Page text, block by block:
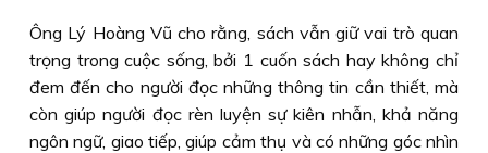
Ông Lý Hoàng Vũ cho rằng, sách vẫn giữ vai trò quan
trọng trong cuộc sống, bởi 1 cuốn sách hay không chỉ
đem đến cho người đọc những thông tin cần thiết, mà
còn giúp người đọc rèn luyện sự kiên nhẫn, khả năng
ngôn ngữ, giao tiếp, giúp cảm thụ và có những góc nhìn